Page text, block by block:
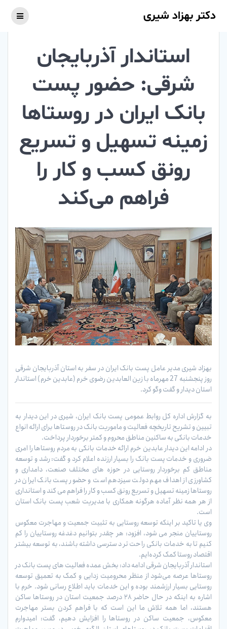
دکتر بهزاد شیری
استاندار آذربایجان
شرقی: حضور پست
بانک ایران در روستاها
زمینه تسهیل و تسریع
رونق کسب و کار را
فراهم می‌کند
بهزاد شیری مدیر عامل پست بانک ایران در سفر به استان آذربایجان شرقی
روز پنجشنبه 27 مهرماه با زین العابدین رضوی خرم (عابدین خرم) استاندار
استان دیدار و گفت وگو کرد.
به گزارش اداره کل روابط عمومی پست بانک ایران، شیری در این دیدار به
تبیین و تشریح تاریخچه فعالیت و ماموریت بانک در روستاها برای ارائه انواع
خدمات بانکی به ساکنین مناطق محروم و کمتر برخوردار پرداخت.
در ادامه این دیدار عابدین خرم ارائه خدمات بانکی به مردم روستاها را امری
ضروری و خدمات پست بانک را بسیار ارزنده اعلام کرد و گفت: رشد و توسعه
مناطق کم برخوردار روستایی در حوزه های مختلف صنعت، دامداری و
کشاورزی از اهداف مهم دولت سیزدهم است و حضور پست بانک ایران در
روستاها زمینه تسهیل و تسریع رونق کسب و کار را فراهم می کند و استانداری
از هر همه نظر آماده هرگونه همکاری با مدیریت شعب پست بانک استان
است.
وی یا تاکید بر اینکه توسعه روستایی به تثبیت جمعیت و مهاجرت معکوس
روستاییان منجر می شود، افزود: هر چقدر بتوانیم دغدغه روستاییان را کم
کنیم تا به خدمات بانکی راحت تر دسترسی داشته باشند، به توسعه بیشتر
اقتصاد روستا کمک کرده‌ایم.
استاندار آذربایجان شرقی ادامه داد: بخش عمده فعالیت های پست بانک در
روستاها عرصه می‌شود از منظر محرومیت زدایی و کمک به تعمیق توسعه
روستایی بسیار ارزشمند بوده و این خدمات باید اطلاع رسانی شود. خرم با
اشاره به اینکه در حال حاضر ۲۸ درصد جمعیت استان در روستاها ساکن
هستند، اما همه تلاش ما این است که با فراهم کردن بستر مهاجرت
معکوس، جمعیت ساکن در روستاها را افزایش دهیم، گفت: امیدوارم